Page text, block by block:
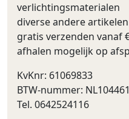
verlichtingsmaterialen
diverse andere artikelen
gratis verzenden vanaf
afhalen mogelijk op
KvKnr: 61069833
BTW-nummer:
Tel. 0642524116